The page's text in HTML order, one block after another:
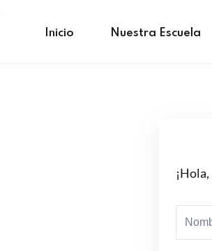
Inicio Nuestra Escuela